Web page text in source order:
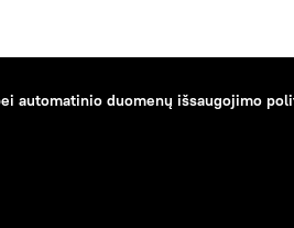
automatinio duomenų išsaugojimo